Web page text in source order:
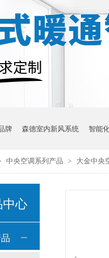
牌 森德室内新风系统 智能
中央空调系列产品 > 大金中央
心